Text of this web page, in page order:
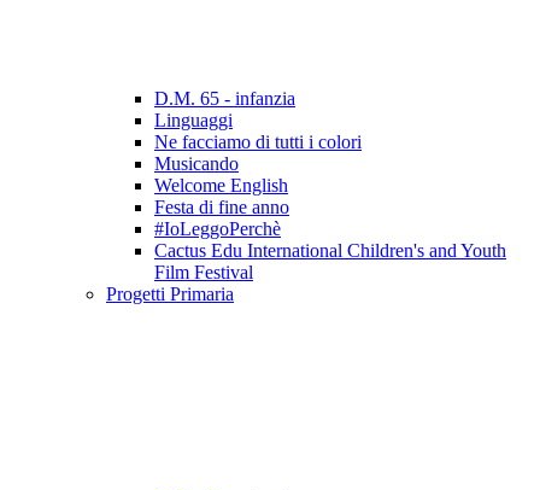
D.M. 65 - infanzia
Linguaggi
Ne facciamo di tutti i colori
Musicando
Welcome English
Festa di fine anno
#IoLeggoPerchè
Cactus Edu International Children's and Youth
Film Festival
Progetti Primaria